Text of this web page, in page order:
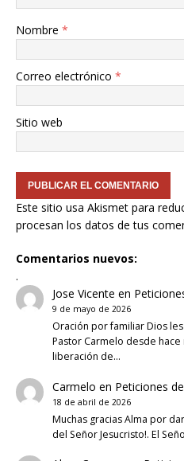
Nombre *
Correo electrónico *
Sitio web
Este sitio usa Akismet para
procesan los datos de tus
Comentarios nuevos:
.
Jose Vicente en
9 de mayo de 2026
Oración por familiar Dios
Pastor Carmelo desde
liberación de…
Carmelo en Peticiones
18 de abril de 2026
Muchas gracias Alma por
del Señor Jesucristo!. El